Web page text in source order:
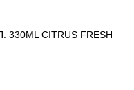
330ML CITRUS FRESH